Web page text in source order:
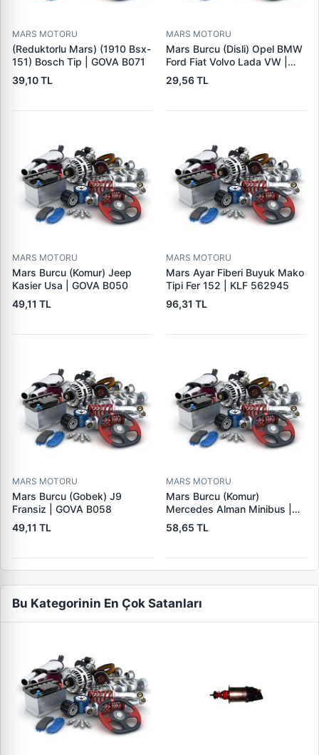
MARS MOTORU
(Reduktorlu Mars) (1910 Bsx-
151) Bosch Tip | GOVA B071
39,10 TL
MARS MOTORU
Mars Burcu (Disli) Opel BMW
Ford Fiat Volvo Lada VW |
GOVA B090
29,56 TL
MARS MOTORU
Mars Burcu (Komur) Jeep
Kasier Usa | GOVA B050
49,11 TL
MARS MOTORU
Mars Ayar Fiberi Buyuk Mako
Tipi Fer 152 | KLF 562945
96,31 TL
MARS MOTORU
Mars Burcu (Gobek) J9
Fransiz | GOVA B058
49,11 TL
MARS MOTORU
Mars Burcu (Komur)
Mercedes Alman Minibus |
GOVA B035
58,65 TL
Bu Kategorinin En Çok Satanları